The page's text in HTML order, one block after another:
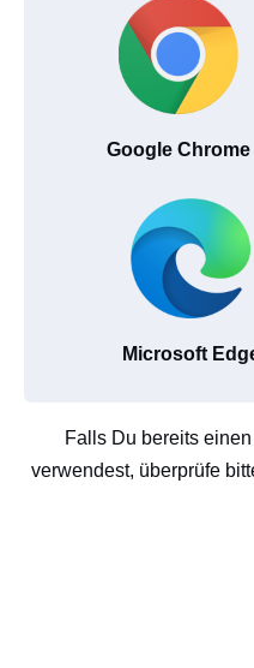
Google Chrome
Microsoft
Falls Du bereits
verwendest, überprüfe